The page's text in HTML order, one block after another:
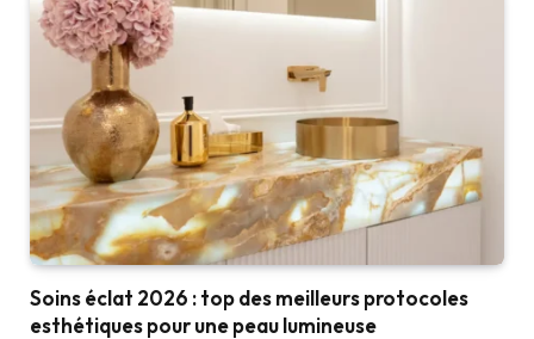
Soins éclat 2026 : top des meilleurs protocoles
esthétiques pour une peau lumineuse